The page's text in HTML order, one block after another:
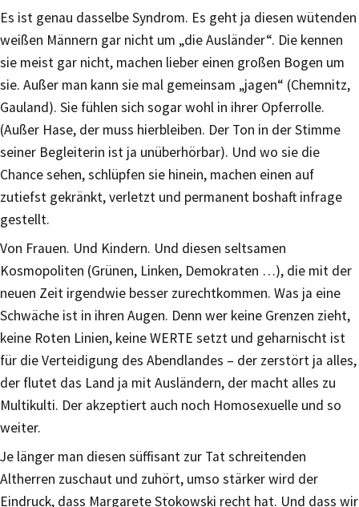
Es ist genau dasselbe Syndrom. Es geht ja diesen wütenden
weißen Männern gar nicht um „die Ausländer“. Die kennen
sie meist gar nicht, machen lieber einen großen Bogen um
sie. Außer man kann sie mal gemeinsam „jagen“ (Chemnitz,
Gauland). Sie fühlen sich sogar wohl in ihrer Opferrolle.
(Außer Hase, der muss hierbleiben. Der Ton in der Stimme
seiner Begleiterin ist ja unüberhörbar). Und wo sie die
Chance sehen, schlüpfen sie hinein, machen einen auf
zutiefst gekränkt, verletzt und permanent boshaft infrage
gestellt.
Von Frauen. Und Kindern. Und diesen seltsamen
Kosmopoliten (Grünen, Linken, Demokraten …), die mit der
neuen Zeit irgendwie besser zurechtkommen. Was ja eine
Schwäche ist in ihren Augen. Denn wer keine Grenzen zieht,
keine Roten Linien, keine WERTE setzt und geharnischt ist
für die Verteidigung des Abendlandes – der zerstört ja alles,
der flutet das Land ja mit Ausländern, der macht alles zu
Multikulti. Der akzeptiert auch noch Homosexuelle und so
weiter.
Je länger man diesen süffisant zur Tat schreitenden
Altherren zuschaut und zuhört, umso stärker wird der
Eindruck, dass Margarete Stokowski recht hat. Und dass wir